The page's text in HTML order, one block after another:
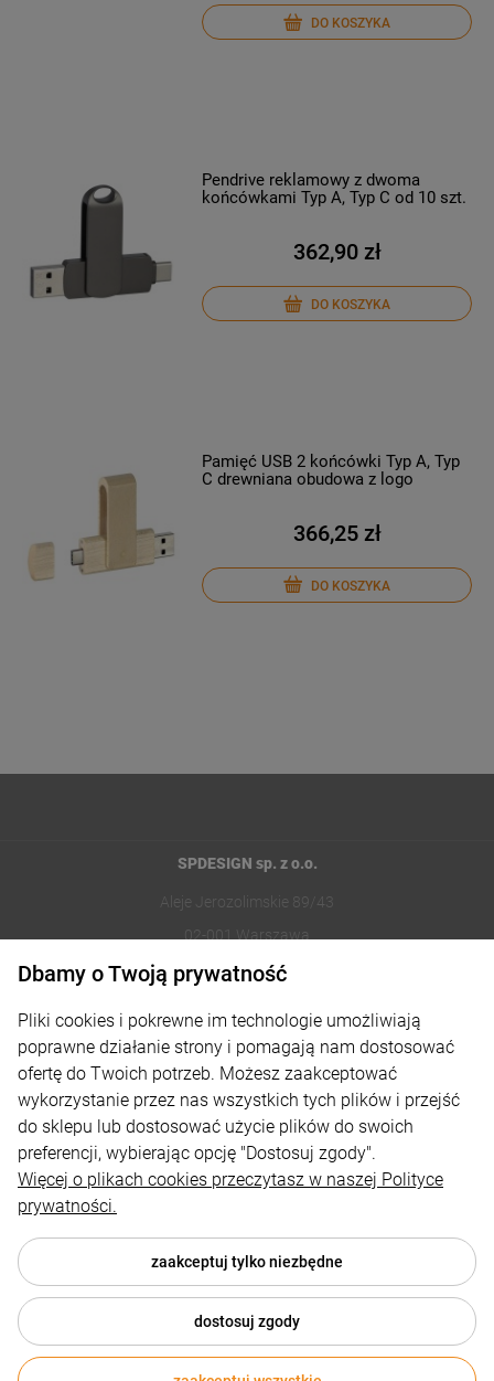
DO KOSZYKA
Pendrive reklamowy z dwoma
końcówkami Typ A, Typ C od 10 szt.
362,90 zł
DO KOSZYKA
Pamięć USB 2 końcówki Typ A, Typ
C drewniana obudowa z logo
366,25 zł
DO KOSZYKA
SPDESIGN sp. z o.o.
Aleje Jerozolimskie 89/43
02-001 Warszawa
sklep@reklamydrukarnia.pl
Moje konto
Płatności i dostawa
Informacje
© 2026 reklamydrukarnia.pl . Wszelkie prawa zastrzeżone.
Dbamy o Twoją prywatność
Pliki cookies i pokrewne im technologie umożliwiają
poprawne działanie strony i pomagają nam dostosować
ofertę do Twoich potrzeb. Możesz zaakceptować
wykorzystanie przez nas wszystkich tych plików i przejść
do sklepu lub dostosować użycie plików do swoich
preferencji, wybierając opcję "Dostosuj zgody".
Więcej o plikach cookies przeczytasz w naszej Polityce
prywatności.
zaakceptuj tylko niezbędne
dostosuj zgody